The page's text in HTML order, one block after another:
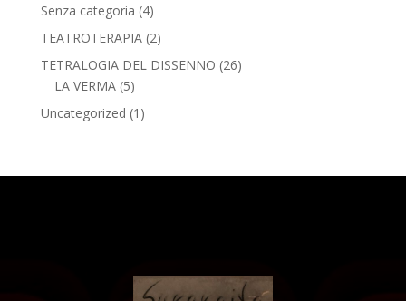
Senza categoria (4)
TEATROTERAPIA(2)
TETRALOGIA DEL DISSENNO (26)
LA VERMA(5)
Uncategorized (1)